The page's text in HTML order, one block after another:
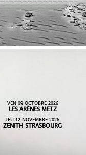
VEN 09 OCTOBRE 2026
LES ARÈNES METZ
JEU 12 NOVEMBRE 2026
ZENITH STRASBOURG